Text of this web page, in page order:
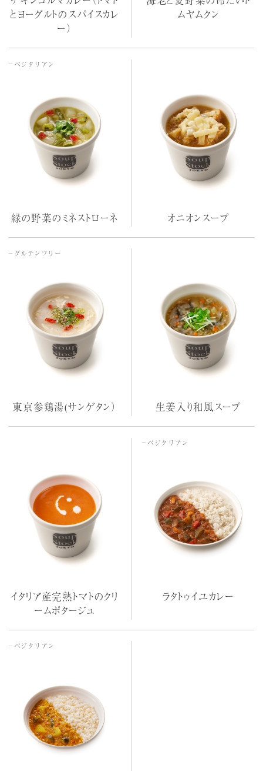
とヨーグルトのスパイスカレ
ー）
ムヤムクン
ベジタリアン
緑の野菜のミネストローネ オニオンスープ
グルテンフリー
東京参鶏湯(サンゲタン） 生姜入り和風スープ
イタリア産完熟トマトのクリ
ームポタージュ
ベジタリアン
ラタトゥイユカレー
ベジタリアン